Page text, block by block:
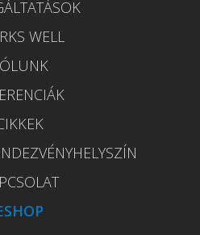
WELL